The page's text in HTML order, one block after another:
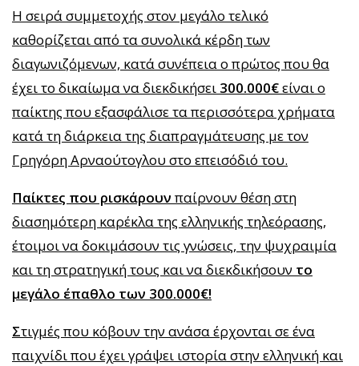
Η σειρά συμμετοχής στον μεγάλο τελικό
καθορίζεται από τα συνολικά κέρδη των
διαγωνιζόμενων, κατά συνέπεια ο πρώτος που θα
έχει το δικαίωμα να διεκδικήσει 300.000€είναι ο
παίκτης που εξασφάλισε τα περισσότερα χρήματα
κατά τη διάρκεια της διαπραγμάτευσης με τον
Γρηγόρη Αρναούτογλου στο επεισόδιό του.
Παίκτες που ρισκάρουν παίρνουν θέση στη
διασημότερη καρέκλα της ελληνικής τηλεόρασης,
έτοιμοι να δοκιμάσουν τις γνώσεις, την ψυχραιμία
και τη στρατηγική τους και να διεκδικήσουν το
μεγάλο έπαθλο των 300.000€!
Στιγμές που κόβουν την ανάσα έρχονται σε ένα
παιχνίδι που έχει γράψει ιστορία στην ελληνική και